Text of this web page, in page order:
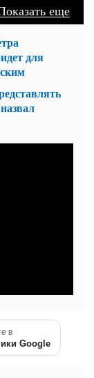
еще
для
в
Google